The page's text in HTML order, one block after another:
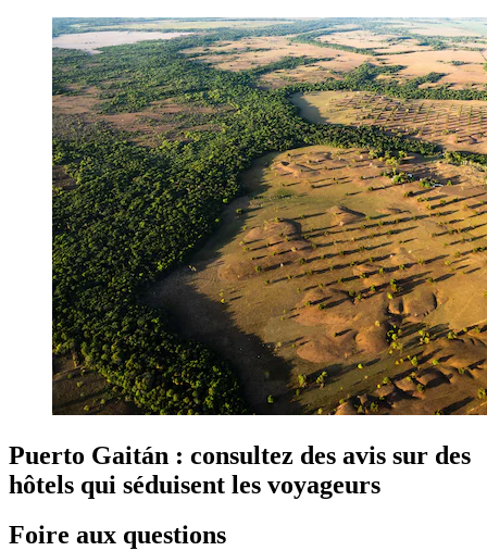
Puerto Gaitán : consultez des avis sur des
hôtels qui séduisent les voyageurs
Foire aux questions